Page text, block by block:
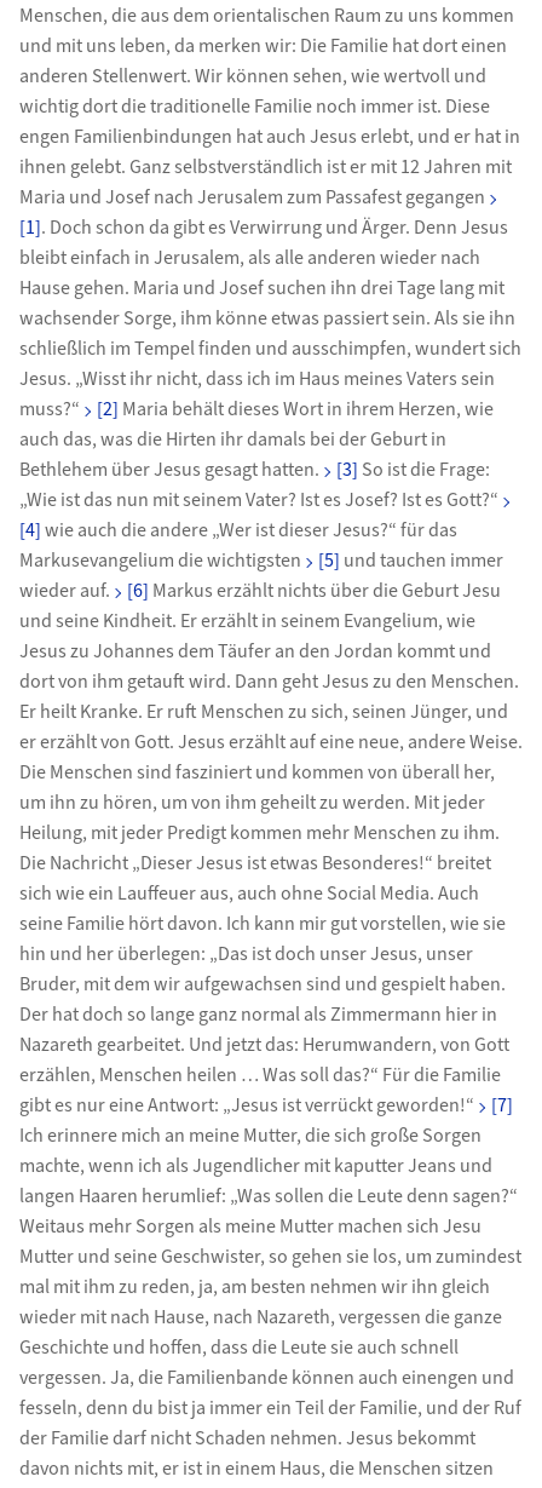
Menschen, die aus dem orientalischen Raum zu uns kommen
und mit uns leben, da merken wir: Die Familie hat dort einen
anderen Stellenwert. Wir können sehen, wie wertvoll und
wichtig dort die traditionelle Familie noch immer ist. Diese
engen Familienbindungen hat auch Jesus erlebt, und er hat in
ihnen gelebt. Ganz selbstverständlich ist er mit 12 Jahren mit
Maria und Josef nach Jerusalem zum Passafest gegangen
[1]. Doch schon da gibt es Verwirrung und Ärger. Denn Jesus
bleibt einfach in Jerusalem, als alle anderen wieder nach
Hause gehen. Maria und Josef suchen ihn drei Tage lang mit
wachsender Sorge, ihm könne etwas passiert sein. Als sie ihn
schließlich im Tempel finden und ausschimpfen, wundert sich
Jesus. „Wisst ihr nicht, dass ich im Haus meines Vaters sein
muss?“
[2] Maria behält dieses Wort in ihrem Herzen, wie
auch das, was die Hirten ihr damals bei der Geburt in
Bethlehem über Jesus gesagt hatten.
[3] So ist die Frage:
„Wie ist das nun mit seinem Vater? Ist es Josef? Ist es Gott?“
[4]wie auch die andere „Wer ist dieser Jesus?“ für das
Markusevangelium die wichtigsten
[5] und tauchen immer
wieder auf.
[6] Markus erzählt nichts über die Geburt Jesu
und seine Kindheit. Er erzählt in seinem Evangelium, wie
Jesus zu Johannes dem Täufer an den Jordan kommt und
dort von ihm getauft wird. Dann geht Jesus zu den Menschen.
Er heilt Kranke. Er ruft Menschen zu sich, seinen Jünger, und
er erzählt von Gott. Jesus erzählt auf eine neue, andere Weise.
Die Menschen sind fasziniert und kommen von überall her,
um ihn zu hören, um von ihm geheilt zu werden. Mit jeder
Heilung, mit jeder Predigt kommen mehr Menschen zu ihm.
Die Nachricht „Dieser Jesus ist etwas Besonderes!“ breitet
sich wie ein Lauffeuer aus, auch ohne Social Media. Auch
seine Familie hört davon. Ich kann mir gut vorstellen, wie sie
hin und her überlegen: „Das ist doch unser Jesus, unser
Bruder, mit dem wir aufgewachsen sind und gespielt haben.
Der hat doch so lange ganz normal als Zimmermann hier in
Nazareth gearbeitet. Und jetzt das: Herumwandern, von Gott
erzählen, Menschen heilen … Was soll das?“ Für die Familie
gibt es nur eine Antwort: „Jesus ist verrückt geworden!“
[7]
Ich erinnere mich an meine Mutter, die sich große Sorgen
machte, wenn ich als Jugendlicher mit kaputter Jeans und
langen Haaren herumlief: „Was sollen die Leute denn sagen?“
Weitaus mehr Sorgen als meine Mutter machen sich Jesu
Mutter und seine Geschwister, so gehen sie los, um zumindest
mal mit ihm zu reden, ja, am besten nehmen wir ihn gleich
wieder mit nach Hause, nach Nazareth, vergessen die ganze
Geschichte und hoffen, dass die Leute sie auch schnell
vergessen. Ja, die Familienbande können auch einengen und
fesseln, denn du bist ja immer ein Teil der Familie, und der Ruf
der Familie darf nicht Schaden nehmen. Jesus bekommt
davon nichts mit, er ist in einem Haus, die Menschen sitzen